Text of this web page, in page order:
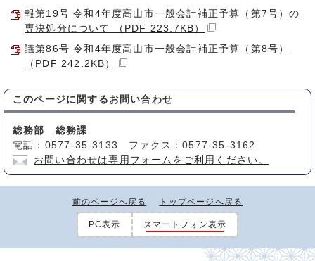
報第19号 令和4年度高山市一般会計補正予算（第7号）の
専決処分について （PDF 223.7KB）
議第86号 令和4年度高山市一般会計補正予算（第8号）
（PDF 242.2KB）
このページに関する お問い合わせ
総務部 総務課
電話：0577-35-3133 ファクス：0577-35-3162
お問い合わせは専用フォームをご利用ください。
前のページへ戻る トップページへ戻る
PC表示 スマートフォン表示